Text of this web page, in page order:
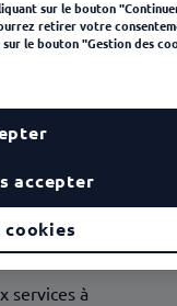
services à
sur le bouton
retirer votre
le bouton "Gestion des
cookies
accepter